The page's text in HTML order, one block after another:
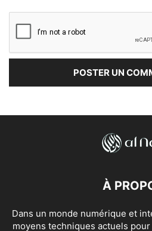
À
Dans un monde numérique et
moyens techniques actuels